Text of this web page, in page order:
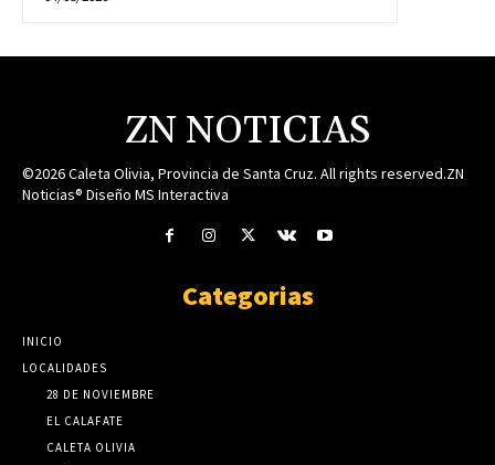
ZN NOTICIAS
©2026 Caleta Olivia, Provincia de Santa Cruz. All rights reserved.ZN
Noticias® Diseño MS Interactiva
Categorias
INICIO
LOCALIDADES
28 DE NOVIEMBRE
EL CALAFATE
CALETA OLIVIA